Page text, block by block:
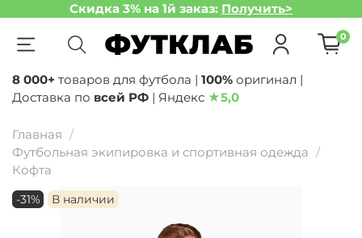
Скидка 3% на 1й заказ: Получить>
0
8 000+ товаров для футбола | 100% оригинал |
Доставка по всей РФ | Яндекс ★5,0
Главная
Футбольная экипировка и спортивная одежда
Кофта
-31% В наличии